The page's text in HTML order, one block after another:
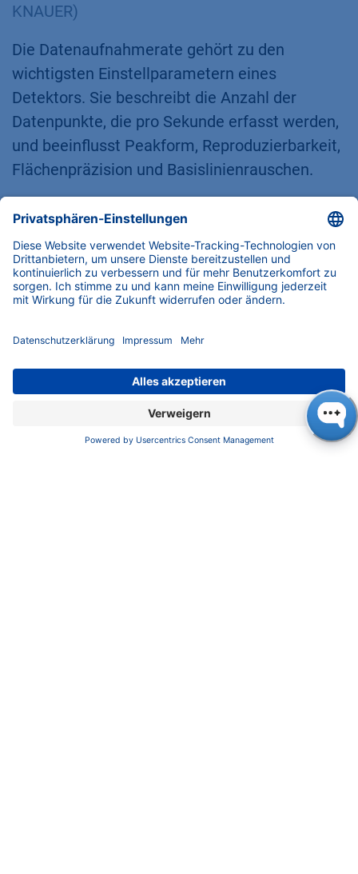
KNAUER)
Die Datenaufnahmerate gehört zu den
wichtigsten Einstellparametern eines
Detektors. Sie beschreibt die Anzahl der
Datenpunkte, die pro Sekunde erfasst werden,
und beeinflusst Peakform, Reproduzierbarkeit,
Flächenpräzision und Basislinienrauschen.
werden erfasst. Die erfassten Datenpunkte
werden über einen definierten Zeitraum
gemittelt und daraus das Chromatogramm
aufgebaut.
Bei einer Datenrate von 5 Hz werden 5
Datenpunkte pro Sekunde aufgezeichnet.
Wenn jedoch nicht genügend Datenpunkte
vorhanden sind, erhält man eine unsaubere
Peakdarstellung und unzuverlässige